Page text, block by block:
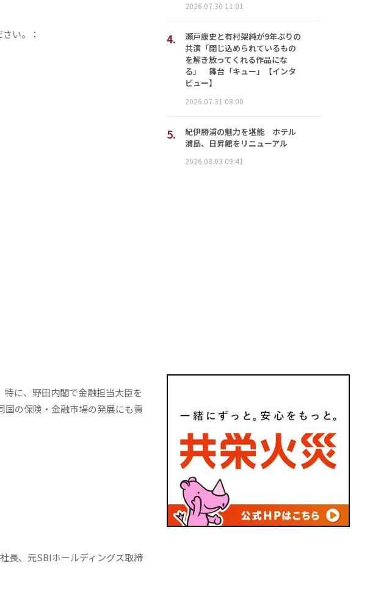
い。：
に、野田内閣で金融担当大臣を
の保険・金融市場の発展にも貢
長、元SBIホールディングス取締
2026.07.30 11:01
4.
瀬戸康史と有村架純が9年ぶりの
共演「閉じ込められているもの
を解き放ってくれる作品にな
る」 舞台「キュー」【インタ
ビュー】
2026.07.31 08:00
5.
紀伊勝浦の魅力を堪能 ホテル
浦島、日昇館をリニューアル
2026.08.03 09:41